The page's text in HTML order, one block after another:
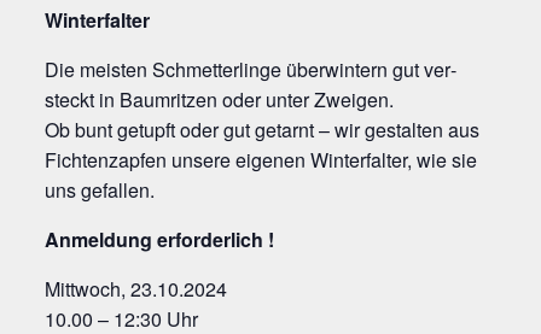
Win­ter­fal­ter
Die meis­ten Schmet­ter­lin­ge über­win­tern gut ver­
steckt in Baum­rit­zen oder unter Zweigen.
Ob bunt getupft oder gut getarnt – wir gestal­ten aus
Fich­ten­zap­fen unse­re eige­nen Win­ter­fal­ter, wie sie
uns gefallen.
Anmel­dung erforderlich !
Mitt­woch, 23.10.2024
10.00 – 12:30 Uhr